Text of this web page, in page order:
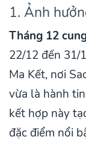
1. Ảnh
Tháng 12
22/12 đến 31/
Ma Kết, nơi
vừa là hành
kết hợp này
đặc điểm nổi